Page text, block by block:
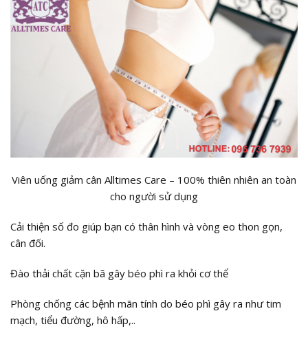
Viên uống giảm cân Alltimes Care – 100% thiên nhiên an toàn
cho người sử dụng
Cải thiện số đo giúp bạn có thân hình và vòng eo thon gọn,
cân đối.
Đào thải chất cặn bã gây béo phì ra khỏi cơ thể
Phòng chống các bệnh mãn tính do béo phì gây ra như tim
mạch, tiểu đường, hô hấp,..